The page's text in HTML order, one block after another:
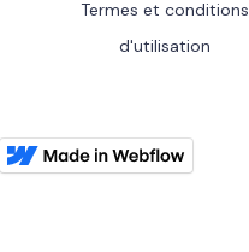
Termes et conditions
d'utilisation